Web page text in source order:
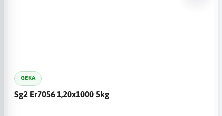
GEKA
Sg2 Er7056 1,20x1000 5kg